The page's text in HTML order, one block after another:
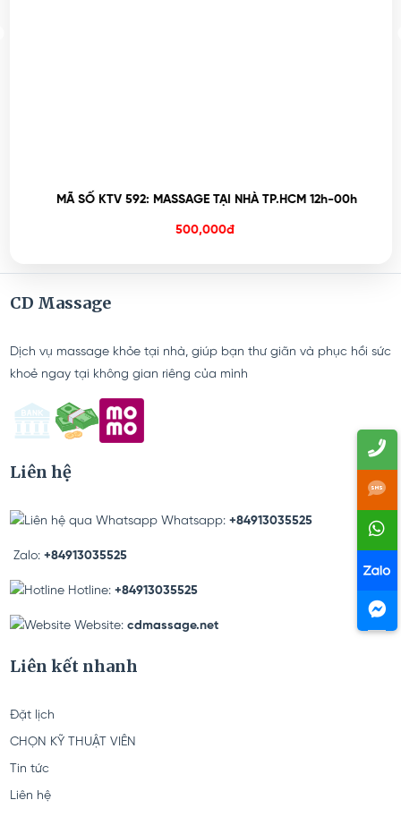
MÃ SỐ KTV 592: MASSAGE TẠI NHÀ TP.HCM 12h-00h
500,000đ
CD Massage
Dịch vụ massage khỏe tại nhà, giúp bạn thư giãn và phục hồi sức
khoẻ ngay tại không gian riêng của mình
Liên hệ
Whatsapp: +84913035525
Zalo: +84913035525
Hotline: +84913035525
Website: cdmassage.net
Liên kết nhanh
Đặt lịch
CHỌN KỸ THUẬT VIÊN
Tin tức
Liên hệ